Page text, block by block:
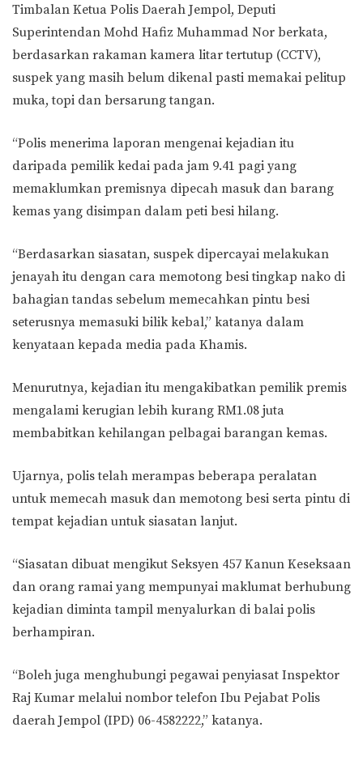
Timbalan Ketua Polis Daerah Jempol, Deputi
Superintendan Mohd Hafiz Muhammad Nor berkata,
berdasarkan rakaman kamera litar tertutup (CCTV),
suspek yang masih belum dikenal pasti memakai pelitup
muka, topi dan bersarung tangan.
“Polis menerima laporan mengenai kejadian itu
daripada pemilik kedai pada jam 9.41 pagi yang
memaklumkan premisnya dipecah masuk dan barang
kemas yang disimpan dalam peti besi hilang.
“Berdasarkan siasatan, suspek dipercayai melakukan
jenayah itu dengan cara memotong besi tingkap nako di
bahagian tandas sebelum memecahkan pintu besi
seterusnya memasuki bilik kebal,” katanya dalam
kenyataan kepada media pada Khamis.
Menurutnya, kejadian itu mengakibatkan pemilik premis
mengalami kerugian lebih kurang RM1.08 juta
membabitkan kehilangan pelbagai barangan kemas.
Ujarnya, polis telah merampas beberapa peralatan
untuk memecah masuk dan memotong besi serta pintu di
tempat kejadian untuk siasatan lanjut.
“Siasatan dibuat mengikut Seksyen 457 Kanun Keseksaan
dan orang ramai yang mempunyai maklumat berhubung
kejadian diminta tampil menyalurkan di balai polis
berhampiran.
“Boleh juga menghubungi pegawai penyiasat Inspektor
Raj Kumar melalui nombor telefon Ibu Pejabat Polis
daerah Jempol (IPD) 06-4582222,” katanya.